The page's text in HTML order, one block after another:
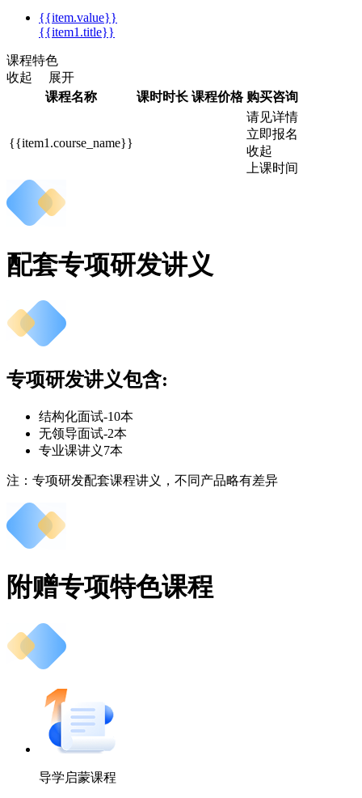
{{item.value}}
{{item1.title}}
课程特色
收起
展开
课程名称
课时时长 课程价格 购买咨询
{{item1.course_name}}
请见详情
立即报名
收起
上课时间
配套专项研发讲义
专项研发讲义包含:
结构化面试-10本
无领导面试-2本
专业课讲义7本
注：专项研发配套课程讲义，不同产品略有差异
附赠专项特色课程
导学启蒙课程